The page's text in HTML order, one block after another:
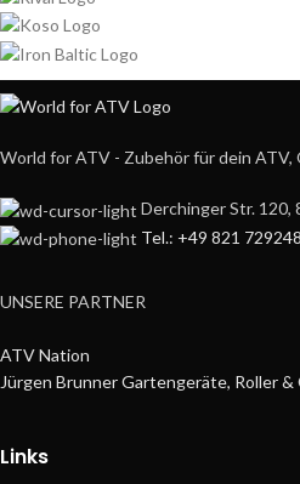
World for ATV - Zubehör für dein ATV,
Derchinger Str. 120,
Tel.: +49 821
UNSERE PARTNER
ATV Nation
Jürgen Brunner Gartengeräte, Roller &
Links